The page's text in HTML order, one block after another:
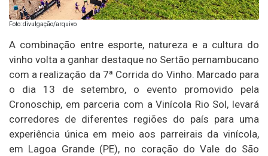
Foto: divulgação/arquivo
A combinação entre esporte, natureza e a cultura do
vinho volta a ganhar destaque no Sertão pernambucano
com a realização da 7ª Corrida do Vinho. Marcado para
o dia 13 de setembro, o evento promovido pela
Cronoschip, em parceria com a Vinícola Rio Sol, levará
corredores de diferentes regiões do país para uma
experiência única em meio aos parreirais da vinícola,
em Lagoa Grande (PE), no coração do Vale do São